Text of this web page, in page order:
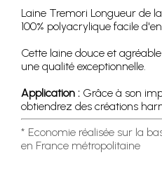
Laine Tremori Longueur de la
100% polyacrylique facile
Cette laine douce et
une qualité exceptionnelle.
Application : Grâce à son
obtiendrez des créations
* Economie réalisée sur la
en France métropolitaine